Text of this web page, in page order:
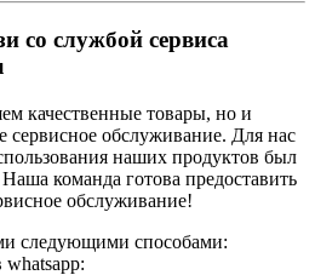
со службой сервиса
качественные товары, но и
сервисное обслуживание. Для нас
наших продуктов был
команда готова предоставить
обслуживание!
следующими способами: